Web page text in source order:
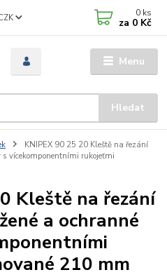
Menu
Hledat
0 ks
za 0 Kč
KNIPEX 90 25 20 Kleště na řezání
vícekomponentními rukojeťmi
Kleště na řezání
a ochranné
210 mm